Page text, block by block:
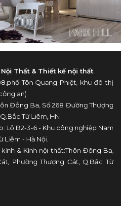
Thất & Thiết kế nội thất
Tôn Quang Phiệt, khu đô thị
an)
Đông Ba, Số 268 Đường Thượng
Từ Liêm, HN
Lô B2-3-6 - Khu công nghiệp Nam
Liêm - Hà Nội.
& Kính nội thất:Thôn Đông Ba,
Phường Thượng Cát, Q.Bắc Từ